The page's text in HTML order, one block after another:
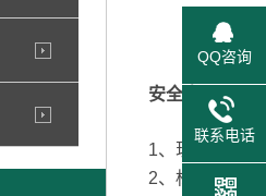
安全事项
1、现场测试
2、标准配置
QQ咨询
联系电话